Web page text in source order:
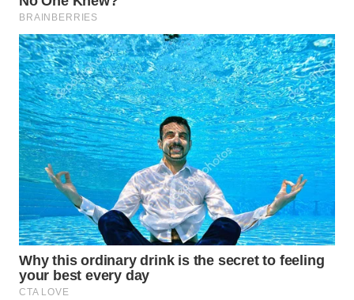
WN
PURWAKARTA
WN
PRIANGAN
TIMUR
WN
SEMARANG
WN
SOLO
WN
BOROBUDUR